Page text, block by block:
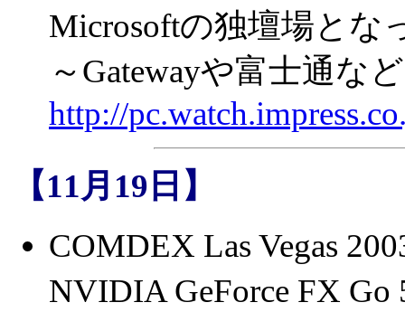
Microsoftの独壇場とな
～Gatewayや富士通な
http://
【11月19日】
COMDEX Las Vegas
NVIDIA GeForce FX